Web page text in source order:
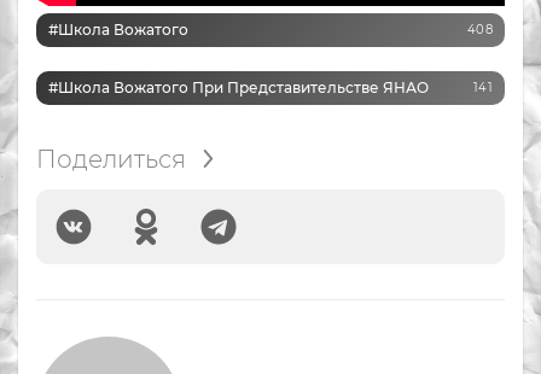
#Школа Вожатого 408
#Школа Вожатого При Представительстве ЯНАО 141
Поделиться